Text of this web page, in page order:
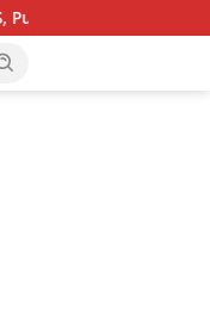
Inovasi Pos Sehat